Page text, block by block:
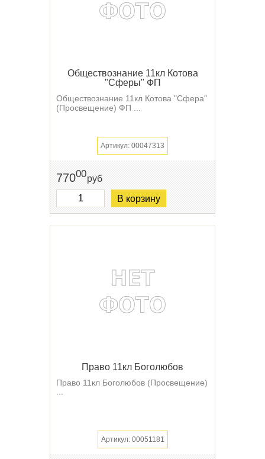
Обществознание 11кл Котова
"Сферы" ФП
Обществознание 11кл Котова "Сфера"
(Просвещение) ФП ...
Артикул: 00047313
77000руб
В корзину
Право 11кл Боголюбов
Право 11кл Боголюбов (Просвещение)
Артикул: 00051181